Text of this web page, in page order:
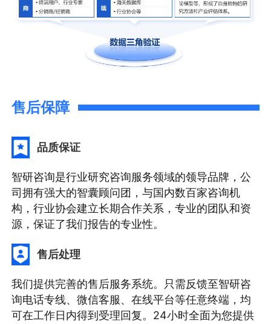
售后保障
品质保证
智研咨询是行业研究咨询服务领域的领导品牌，公
司拥有强大的智囊顾问团，与国内数百家咨询机
构，行业协会建立长期合作关系，专业的团队和资
源，保证了我们报告的专业性。
售后处理
我们提供完善的售后服务系统。只需反馈至智研咨
询电话专线、微信客服、在线平台等任意终端，均
可在工作日内得到受理回复。24小时全面为您提供